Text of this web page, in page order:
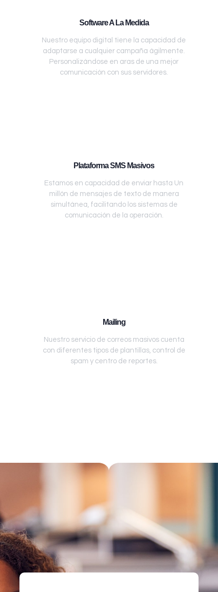
Software A La Medida
Nuestro equipo digital tiene la capacidad de
adaptarse a cualquier campaña ágilmente.
Personalizándose en aras de una mejor
comunicación con sus servidores.
Plataforma SMS Masivos
Estamos en capacidad de enviar hasta Un
millón de mensajes de texto de manera
simultánea, facilitando los sistemas de
comunicación de la operación.
Mailing
Nuestro servicio de correos masivos cuenta
con diferentes tipos de plantillas, control de
spam y centro de reportes.